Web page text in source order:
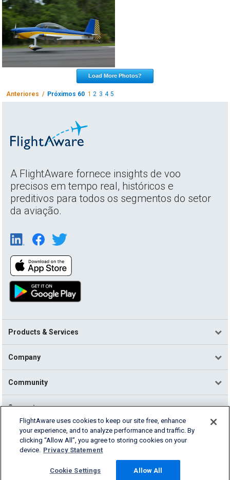
Load More Photos?
Anteriores / Próximos 60 12 3 4 5
A FlightAware fornece insights de voo
precisos em tempo real, históricos e
preditivos para todos os segmentos do setor
da aviação.
Products & Services
Company
Community
Support
English (USA)
2026 FlightAware
Cookie Settings
FlightAware uses cookies to keep our site free, enhance
your experience, and to analyze performance and traffic. By
clicking “Allow All”, you agree to storing cookies on your
device. Privacy Statement
Cookie Settings Allow All